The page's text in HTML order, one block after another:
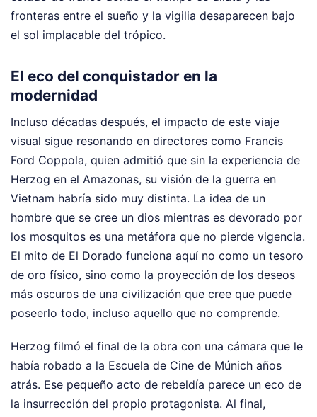
fronteras entre el sueño y la vigilia desaparecen bajo
el sol implacable del trópico.
El eco del conquistador en la
modernidad
Incluso décadas después, el impacto de este viaje
visual sigue resonando en directores como Francis
Ford Coppola, quien admitió que sin la experiencia de
Herzog en el Amazonas, su visión de la guerra en
Vietnam habría sido muy distinta. La idea de un
hombre que se cree un dios mientras es devorado por
los mosquitos es una metáfora que no pierde vigencia.
El mito de El Dorado funciona aquí no como un tesoro
de oro físico, sino como la proyección de los deseos
más oscuros de una civilización que cree que puede
poseerlo todo, incluso aquello que no comprende.
Herzog filmó el final de la obra con una cámara que le
había robado a la Escuela de Cine de Múnich años
atrás. Ese pequeño acto de rebeldía parece un eco de
la insurrección del propio protagonista. Al final,